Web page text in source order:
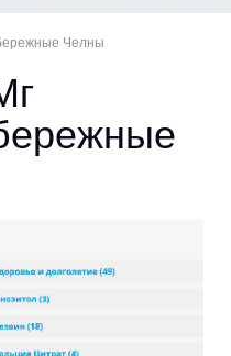
Челны